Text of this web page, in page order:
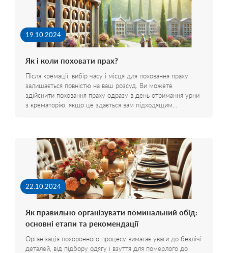
19.10.2024
Як і коли поховати прах?
Після кремації, вибір часу і місця для поховання праху
залишається повністю на ваш розсуд. Ви можете
здійснити поховання праху одразу в день отримання урни
з крематорію, якщо це здається вам підходящим…
22.10.2024
Як правильно організувати поминальний обід:
основні етапи та рекомендації
Організація похоронного процесу вимагає уваги до безлічі
деталей, від підбору одягу і взуття для померлого до